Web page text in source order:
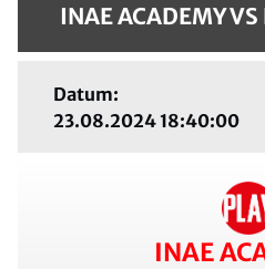
INAE ACADEMY VS
Datum:
23.08.2024 18:40:00
INAE